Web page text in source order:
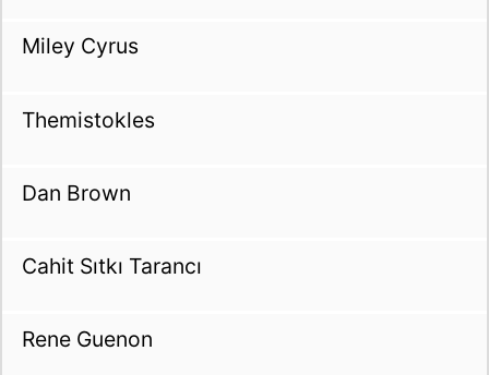
Miley Cyrus
Themistokles
Dan Brown
Cahit Sıtkı Tarancı
Rene Guenon